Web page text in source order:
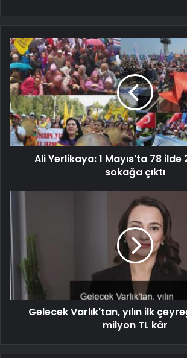
Ali Yerlikaya: 1 Mayıs'ta 78 ilde
sokağa çıktı
Gelecek Varlık'tan, yılın ilk
milyon TL kâr